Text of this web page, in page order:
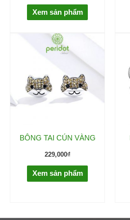
Xem sản phẩm
BÔNG TAI CÚN VÀNG
229,000₫
Xem sản phẩm